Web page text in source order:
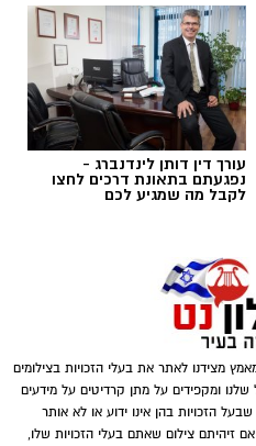
עורך דין דותן לינדנברג -
נפגעתם בתאונת דרכים לחצו
לקבל מה שמגיע לכם
מצידנו לאתר את בעלי הזכויות בצילומים
ומקפידים על מתן קרדיטים על מידעים
הזכויות בהן אינו ידוע או לא אותר
יוצרים". אם זיהיתם צילום שאתם בעלי הזכויות שלו,